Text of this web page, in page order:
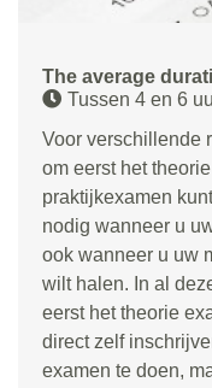
The average
Tussen 4 en 6
Voor verschillende
om eerst het
praktijkexamen
nodig wanneer u
ook wanneer u uw
wilt halen. In al
eerst het theorie
direct zelf
examen te doen,